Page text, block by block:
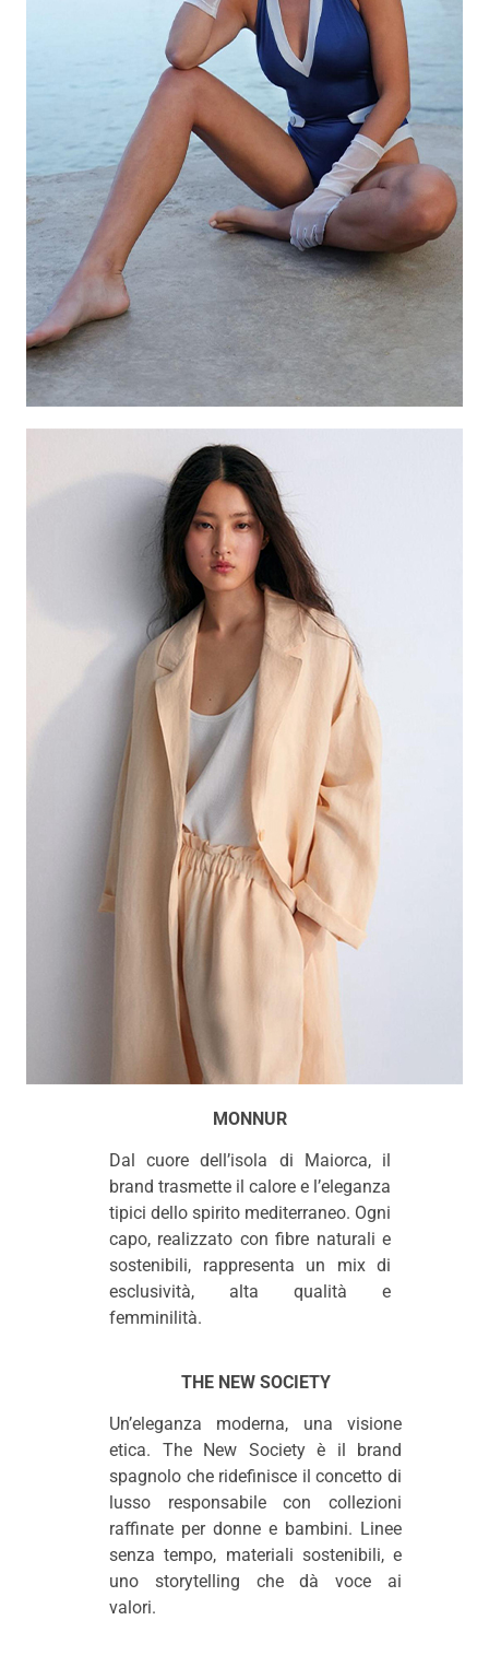
MONNUR
Dal cuore dell’isola di Maiorca, il
brand trasmette il calore e l’eleganza
tipici dello spirito mediterraneo. Ogni
capo, realizzato con fibre naturali e
sostenibili, rappresenta un mix di
esclusività, alta qualità e
femminilità.
THE NEW SOCIETY
Un’eleganza moderna, una visione
etica. The New Society è il brand
spagnolo che ridefinisce il concetto di
lusso responsabile con collezioni
raffinate per donne e bambini. Linee
senza tempo, materiali sostenibili, e
uno storytelling che dà voce ai
valori.